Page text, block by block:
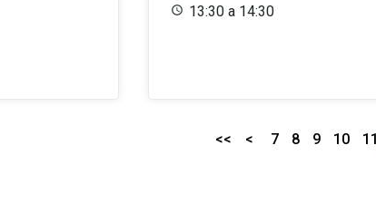
13:30 a 14:30
<< < 7 8 9 10 11